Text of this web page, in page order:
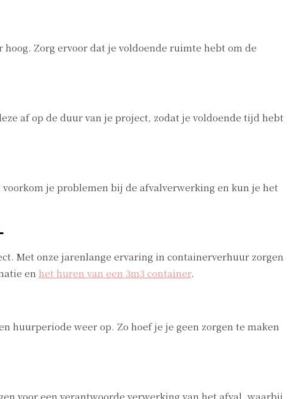
Zorg ervoor dat je voldoende ruimte hebt om de
af op de duur van je project, zodat je voldoende tijd hebt
je problemen bij de afvalverwerking en kun je het
Met onze jarenlange ervaring in containerverhuur zorgen
en het huren van een 3m3 container.
huurperiode weer op. Zo hoef je je geen zorgen te maken
voor een verantwoorde verwerking van het afval, waarbij